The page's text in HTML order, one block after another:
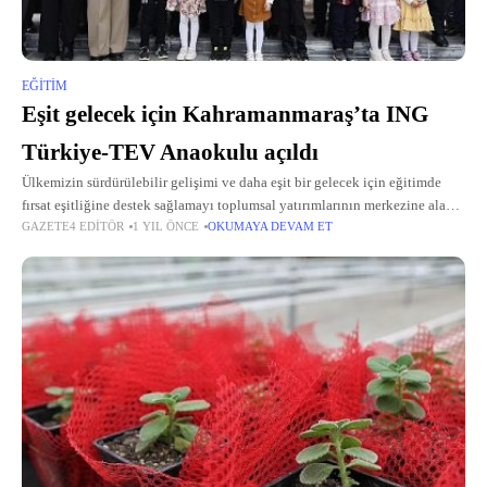
EĞITIM
Eşit gelecek için Kahramanmaraş’ta ING
Türkiye-TEV Anaokulu açıldı
Ülkemizin sürdürülebilir gelişimi ve daha eşit bir gelecek için eğitimde
fırsat eşitliğine destek sağlamayı toplumsal yatırımlarının merkezine alan
ING Türkiye’nin Türk Eğitim Vakfı (TEV) iş birliğiyle Kahramanmaraş’ta
GAZETE4 EDITÖR 1 YIL ÖNCE OKUMAYA DEVAM ET